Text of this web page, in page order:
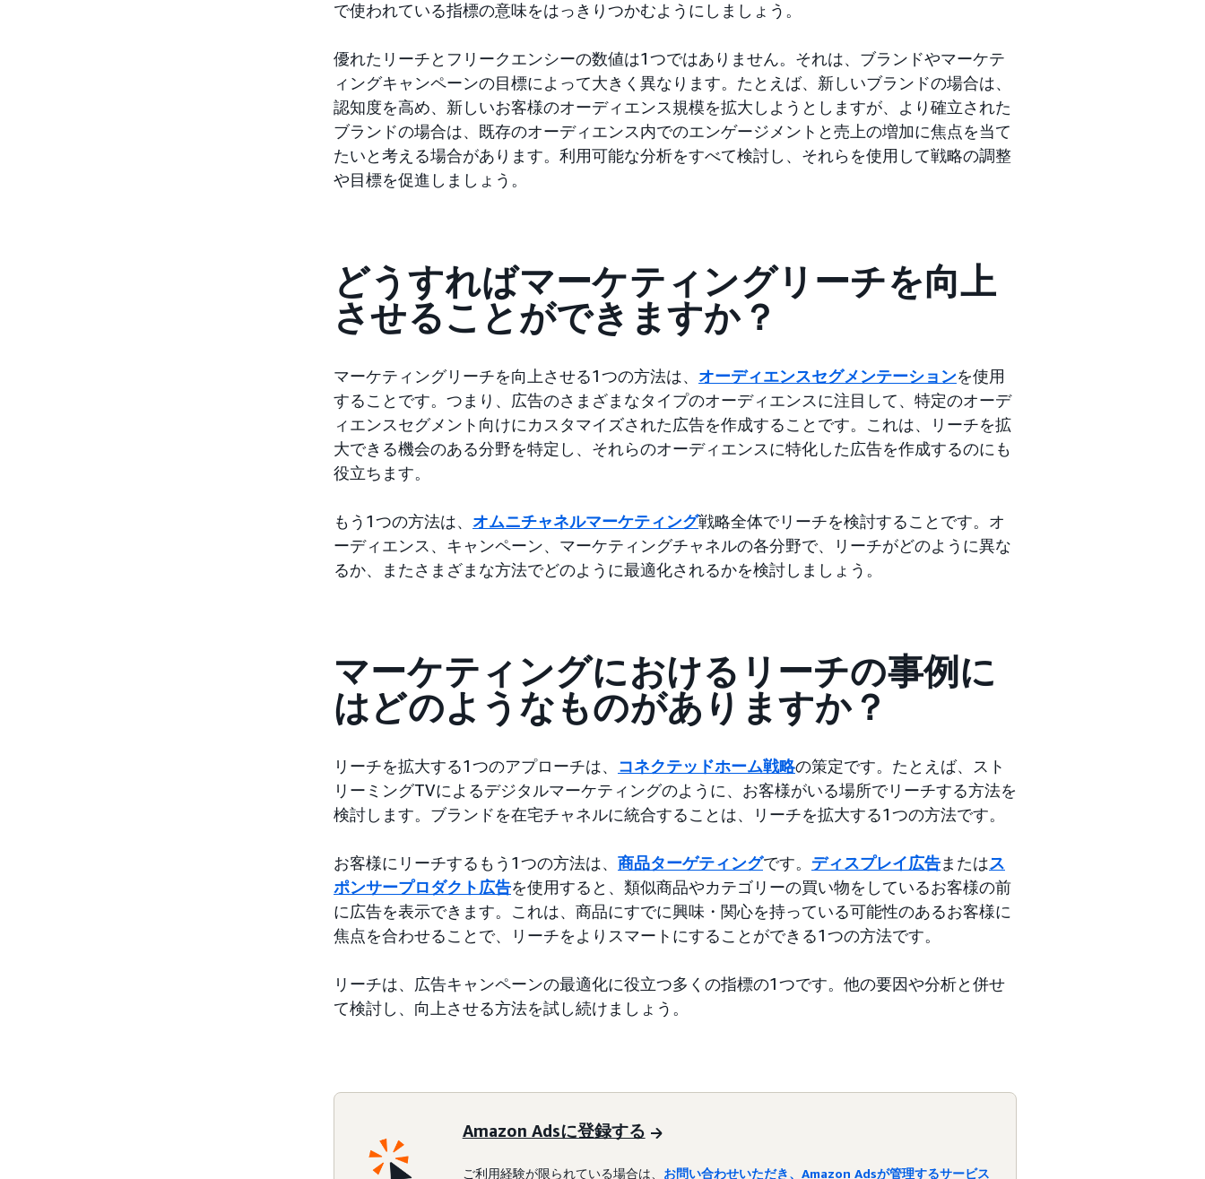
で使われている指標の意味をはっきりつかむようにしましょう。
優れたリーチとフリークエンシーの数値は1つではありません。それは、ブランドやマーケテ
ィングキャンペーンの目標によって大きく異なります。たとえば、新しいブランドの場合は、
認知度を高め、新しいお客様のオーディエンス規模を拡大しようとしますが、より確立された
ブランドの場合は、既存のオーディエンス内でのエンゲージメントと売上の増加に焦点を当て
たいと考える場合があります。利用可能な分析をすべて検討し、それらを使用して戦略の調整
や目標を促進しましょう。
どうすればマーケティングリーチを向上
させることができますか？
マーケティングリーチを向上させる1つの方法は、 オーディエンスセグメンテーションを使用
することです。つまり、広告のさまざまなタイプのオーディエンスに注目して、特定のオーデ
ィエンスセグメント向けにカスタマイズされた広告を作成することです。これは、リーチを拡
大できる機会のある分野を特定し、それらのオーディエンスに特化した広告を作成するのにも
役立ちます。
もう1つの方法は、 オムニチャネルマーケティング戦略全体でリーチを検討することです。オ
ーディエンス、キャンペーン、マーケティングチャネルの各分野で、リーチがどのように異な
るか、またさまざまな方法でどのように最適化されるかを検討しましょう。
マーケティングにおけるリーチの事例に
はどのようなものがありますか？
リーチを拡大する1つのアプローチは、 コネクテッドホーム戦略の策定です。たとえば、スト
リーミングTVによるデジタルマーケティングのように、お客様がいる場所でリーチする方法を
検討します。ブランドを在宅チャネルに統合することは、リーチを拡大する1つの方法です。
お客様にリーチするもう1つの方法は、 商品ターゲティングです。 ディスプレイ広告またはス
ポンサープロダクト広告を使用すると、類似商品やカテゴリーの買い物をしているお客様の前
に広告を表示できます。これは、商品にすでに興味・関心を持っている可能性のあるお客様に
焦点を合わせることで、リーチをよりスマートにすることができる1つの方法です。
リーチは、広告キャンペーンの最適化に役立つ多くの指標の1つです。他の要因や分析と併せ
て検討し、向上させる方法を試し続けましょう。
Amazon Adsに登録する
ご利用経験が限られている場合は、 お問い合わせいただき、Amazon Adsが管理するサービス